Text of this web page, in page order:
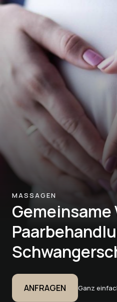
MASSAGEN
ANFRAGEN Ganz